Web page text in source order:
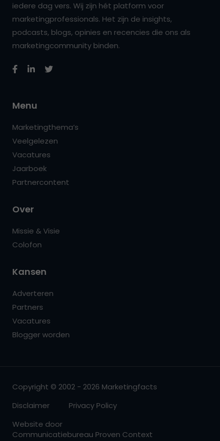
iedere dag vers. Wij zijn hét platform voor
marketingprofessionals. Het zijn de insights,
podcasts, blogs, opinies en recencies die ons als
marketingcommunity binden.
Menu
Marketingthema’s
Veelgelezen
Vacatures
Jaarboek
Partnercontent
Over
Missie & Visie
Colofon
Kansen
Adverteren
Partners
Vacatures
Blogger worden
Copyright © 2002 - 2026 Marketingfacts
Disclaimer
Privacy Policy
Website door
Communicatiebureau Proven Context